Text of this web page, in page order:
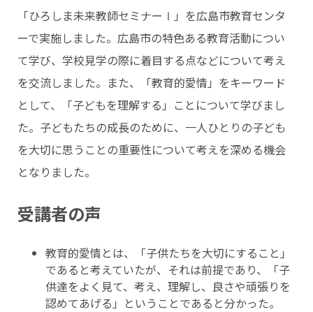
「ひろしま未来教師セミナーⅠ」を広島市教育センタ
ーで実施しました。広島市の特色ある教育活動につい
て学び、学校見学の際に着目する点などについて考え
を交流しました。また、「教育的愛情」をキーワード
として、「子どもを理解する」ことについて学びまし
た。子どもたちの成長のために、一人ひとりの子ども
を大切に思うことの重要性について考えを深める機会
となりました。
受講者の声
教育的愛情とは、「子供たちを大切にすること」
であると考えていたが、それは前提であり、「子
供達をよく見て、考え、理解し、良さや頑張りを
認めてあげる」ということであると分かった。